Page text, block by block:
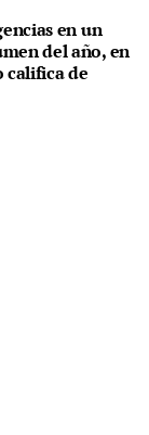
en un
del año, en
califica de